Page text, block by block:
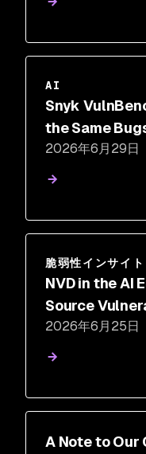
AI
Snyk
the Same
2026年6月29日
脆弱性インサイト
NVD in the AI
Source
2026年6月25日
A Note to Our